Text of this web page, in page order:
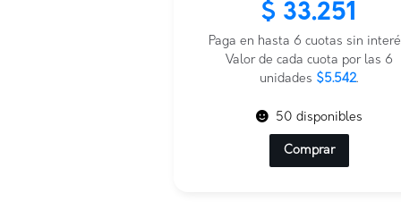
era:
$66.503.
es:
$33.251.
$ 33.251
Paga en hasta 6 cuotas sin
Valor de cada cuota por las 6
unidades $5.542.
50 disponibles
Comprar